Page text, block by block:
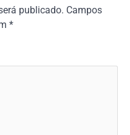
publicado. Campos
*